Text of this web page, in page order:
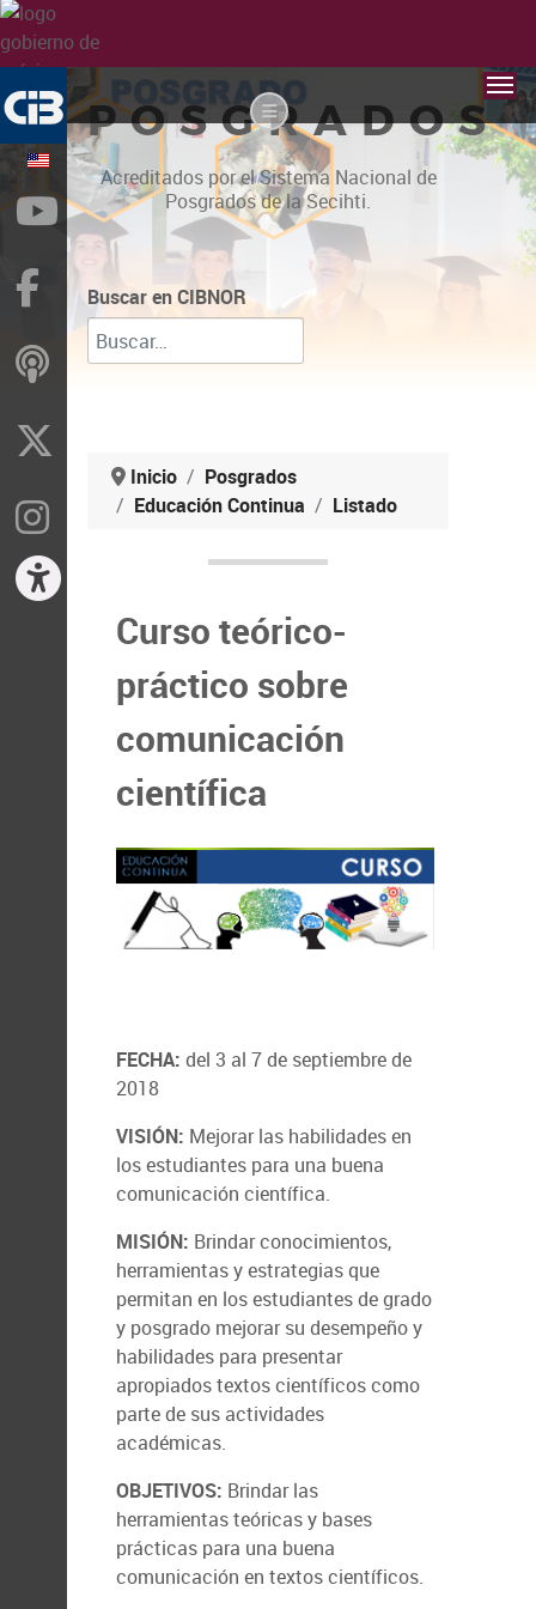
POSGRADOS
Acreditados por el Sistema Nacional de
Posgrados de la Secihti.
Buscar en CIBNOR
Inicio
Posgrados
Educación Continua
Listado
Curso teórico-
práctico sobre
comunicación
científica
FECHA: del 3 al 7 de septiembre de
2018
VISIÓN: Mejorar las habilidades en
los estudiantes para una buena
comunicación científica.
MISIÓN: Brindar conocimientos,
herramientas y estrategias que
permitan en los estudiantes de grado
y posgrado mejorar su desempeño y
habilidades para presentar
apropiados textos científicos como
parte de sus actividades
académicas.
OBJETIVOS: Brindar las
herramientas teóricas y bases
prácticas para una buena
comunicación en textos científicos.
YouTube
Facebook
ivoox
Instragram